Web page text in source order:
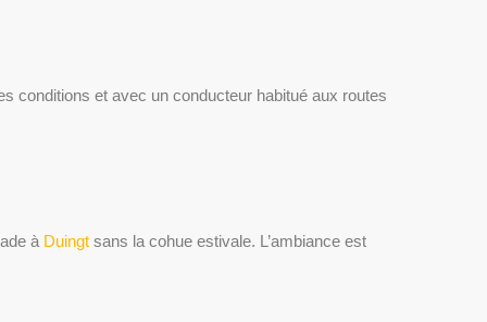
conditions et avec un conducteur habitué aux routes
à Duingt sans la cohue estivale. L’ambiance est